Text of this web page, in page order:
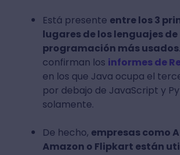
Está presente entre los 3
lugares de los lenguajes de
programación más usados
confirman los informes de
en los que Java ocupa el
por debajo de JavaScript y
solamente.
De hecho, empresas como
Amazon o Flipkart están